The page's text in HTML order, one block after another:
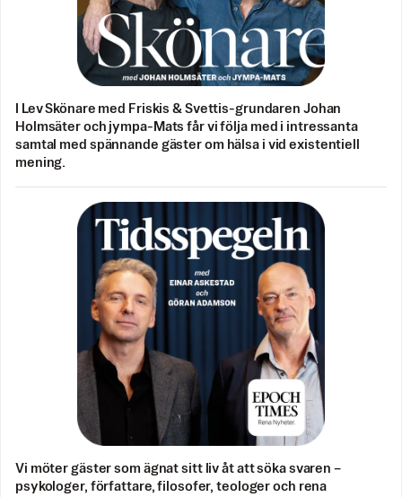
I Lev Skönare med Friskis & Svettis-grundaren Johan
Holmsäter och jympa-Mats får vi följa med i intressanta
samtal med spännande gäster om hälsa i vid existentiell
mening.
Vi möter gäster som ägnat sitt liv åt att söka svaren –
psykologer, författare, filosofer, teologer och rena